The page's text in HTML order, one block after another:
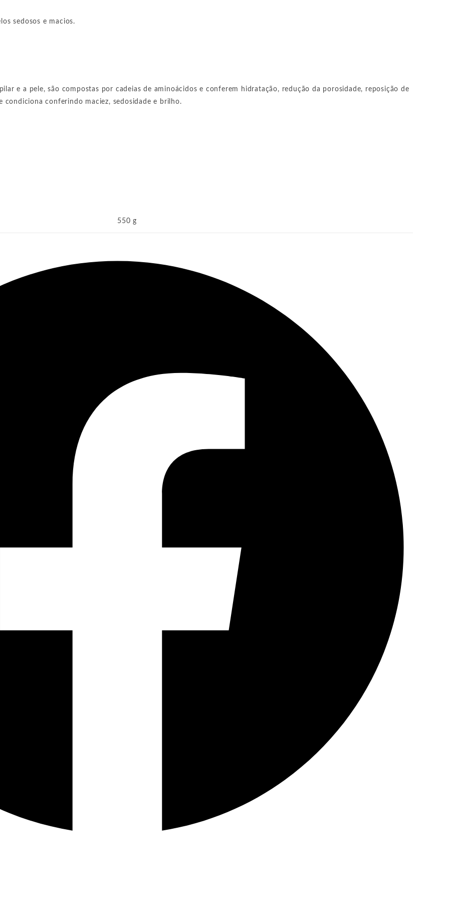
sedosos e macios.
e a pele, são compostas por cadeias de aminoácidos e conferem hidratação, redução da porosidade, reposição de
condiciona conferindo maciez, sedosidade e brilho.
550 g